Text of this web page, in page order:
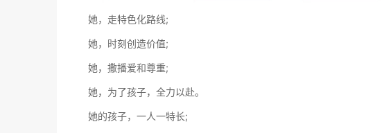
她，走特色化路线;
她，时刻创造价值;
她，撒播爱和尊重;
她，为了孩子，全力以赴。
她的孩子，一人一特长;